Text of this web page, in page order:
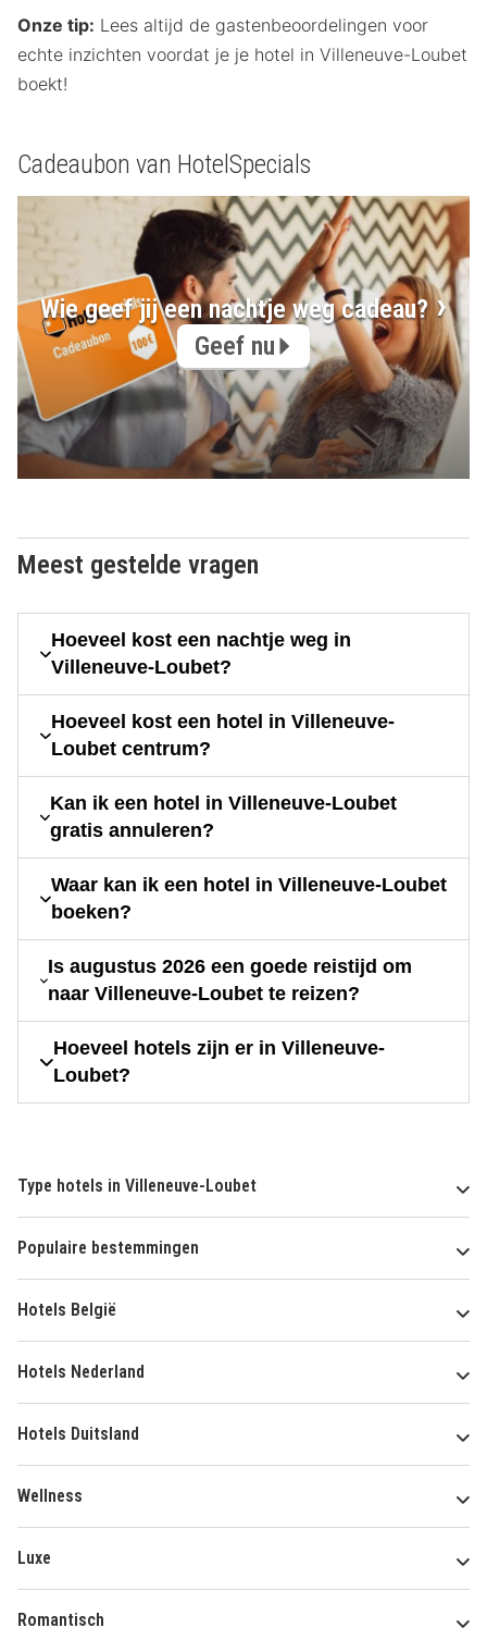
Onze tip: Lees altijd de gastenbeoordelingen voor
echte inzichten voordat je je hotel in Villeneuve-Loubet
boekt!
Cadeaubon van HotelSpecials
Wie geef jij een nachtje weg cadeau?
Geef nu
Meest gestelde vragen
Hoeveel kost een nachtje weg in
Villeneuve-Loubet?
Hoeveel kost een hotel in Villeneuve-
Loubet centrum?
Kan ik een hotel in Villeneuve-Loubet
gratis annuleren?
Waar kan ik een hotel in Villeneuve-Loubet
boeken?
Is augustus 2026 een goede reistijd om
naar Villeneuve-Loubet te reizen?
Hoeveel hotels zijn er in Villeneuve-
Loubet?
Type hotels in Villeneuve-Loubet
Populaire bestemmingen
Hotels België
Hotels Nederland
Hotels Duitsland
Wellness
Luxe
Romantisch